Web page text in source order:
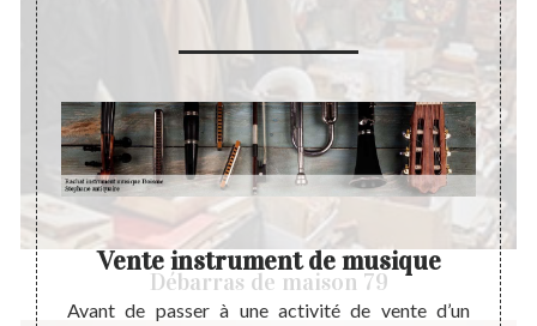
Débarras de maison 79
au Vente instrument de musique
Avant de passer à une activité de vente d’un
La